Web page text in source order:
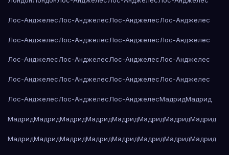
Лос-АнджелесЛос-АнджелесЛос-АнджелесЛос-Анджелес
Лос-АнджелесЛос-АнджелесЛос-АнджелесЛос-Анджелес
Лос-АнджелесЛос-АнджелесЛос-АнджелесЛос-Анджелес
Лос-АнджелесЛос-АнджелесЛос-АнджелесЛос-Анджелес
Лос-АнджелесЛос-АнджелесЛос-АнджелесМадридМадрид
МадридМадридМадридМадридМадридМадридМадридМадрид
МадридМадридМадридМадридМадридМадридМадридМадрид